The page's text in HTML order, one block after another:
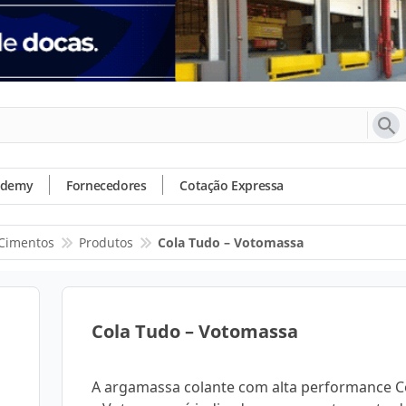
Fornecedores Cotação Expressa
Produtos Cola Tudo – Votomassa
Cola Tudo – Votomassa
A argamassa colante com alta performance